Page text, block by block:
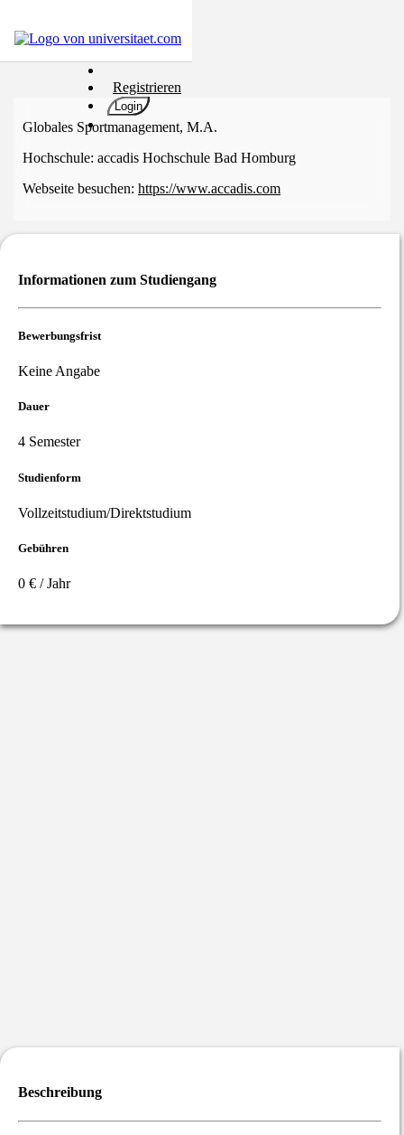
Registrieren
Login
Hochschulen
Karriere
Populär
&
Interessentest
Globales Sportmanagement, M.A.
Hochschule: accadis Hochschule Bad Homburg
Webseite besuchen: https://www.accadis.com
Informationen zum Studiengang
Bewerbungsfrist
Keine Angabe
Dauer
4 Semester
Studienform
Vollzeitstudium/Direktstudium
Gebühren
0 € / Jahr
Beschreibung